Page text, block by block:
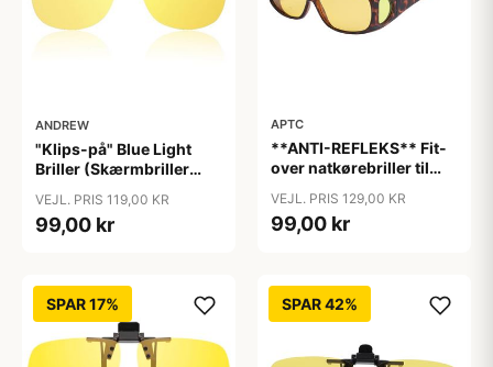
ANDREW
"Klips-på" Blue Light
Briller (Skærmbriller
"Moon"
VEJL. PRIS 119,00 KR
99,00 kr
APTC
**ANTI-REFLEKS** Fit-
over natkørebriller til
"Glare"
VEJL. PRIS 129,00 KR
99,00 kr
SPAR 17% SPAR 42%